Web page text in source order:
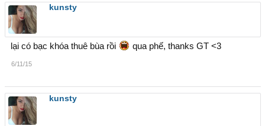
kunsty
lại có bạc khóa thuê bùa rồi qua phế, thanks GT <3
6/11/15
kunsty